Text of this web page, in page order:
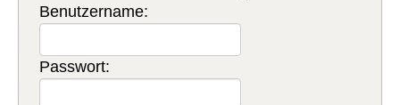
Benutzername:
Passwort: